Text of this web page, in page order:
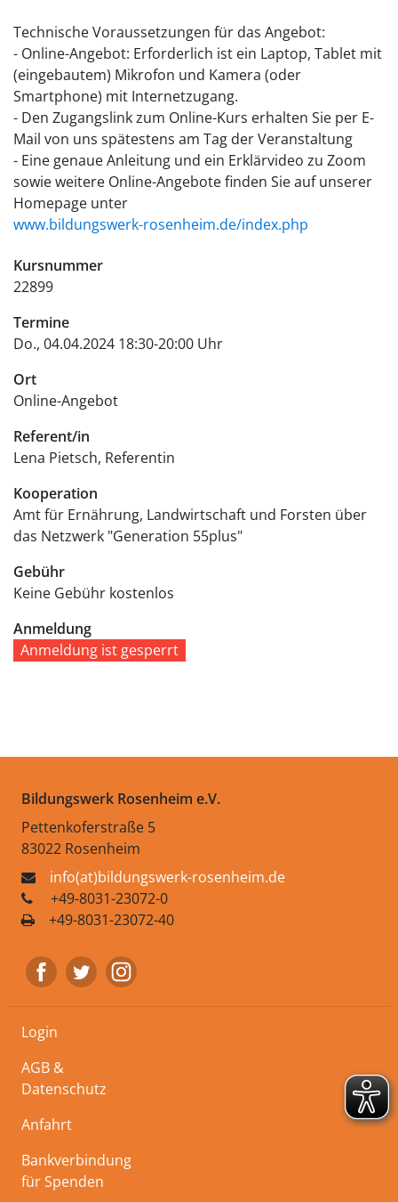
Technische Voraussetzungen für das Angebot:
- Online-Angebot: Erforderlich ist ein Laptop, Tablet mit
(eingebautem) Mikrofon und Kamera (oder
Smartphone) mit Internetzugang.
- Den Zugangslink zum Online-Kurs erhalten Sie per E-
Mail von uns spätestens am Tag der Veranstaltung
- Eine genaue Anleitung und ein Erklärvideo zu Zoom
sowie weitere Online-Angebote finden Sie auf unserer
Homepage unter
www.bildungswerk-rosenheim.de/index.php
Kursnummer
22899
Termine
Do., 04.04.2024 18:30-20:00 Uhr
Ort
Online-Angebot
Referent/in
Lena Pietsch, Referentin
Kooperation
Amt für Ernährung, Landwirtschaft und Forsten über
das Netzwerk "Generation 55plus"
Gebühr
Keine Gebühr kostenlos
Anmeldung
Anmeldung ist gesperrt
Bildungswerk Rosenheim e.V.
Pettenkoferstraße 5
83022 Rosenheim
info(at)bildungswerk-rosenheim.de
+49-8031-23072-0
+49-8031-23072-40
Login
AGB &
Datenschutz
Anfahrt
Bankverbindung
für Spenden